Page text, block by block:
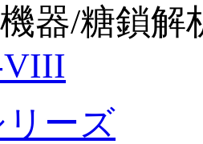
器/糖鎖解
VIII
リーズ